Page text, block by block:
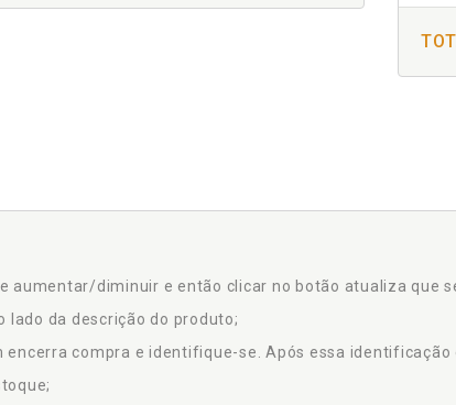
aumentar/diminuir e então clicar no botão atualiza que
lado da descrição do produto;
compra e identifique-se. Após essa identificação